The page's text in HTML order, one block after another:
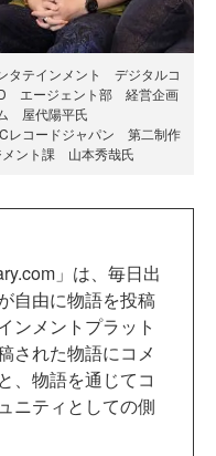
タテインメント デジタルコ
エージェント部 経営企画
屋代陽平氏
レコードジャパン 第二制作
ント課 山本秀哉氏
」は、毎日出
自由に物語を投稿
ンメントプラット
された物語にコメ
、物語を通じてコ
ニティとしての側